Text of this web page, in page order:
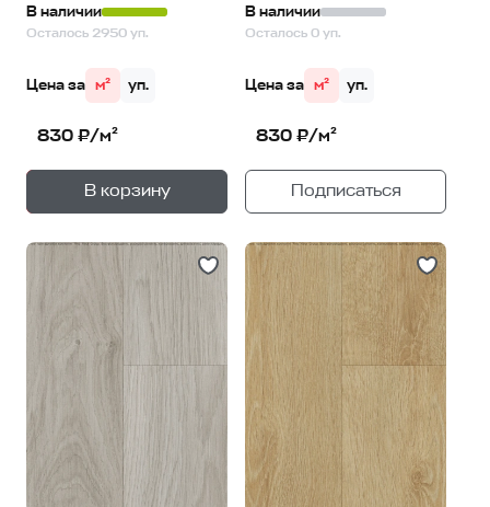
В наличии
Осталось 2950 уп.
Цена за м² уп.
830 ₽/м²
В корзину
— 1уп.
В наличии
Осталось 0 уп.
Цена за м² уп.
830 ₽/м²
Подписаться